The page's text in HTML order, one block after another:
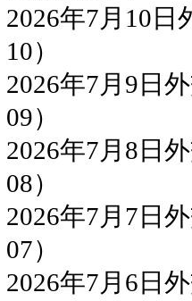
2026年7月10日
10）
2026年7月9日
09）
2026年7月8日
08）
2026年7月7日
07）
2026年7月6日